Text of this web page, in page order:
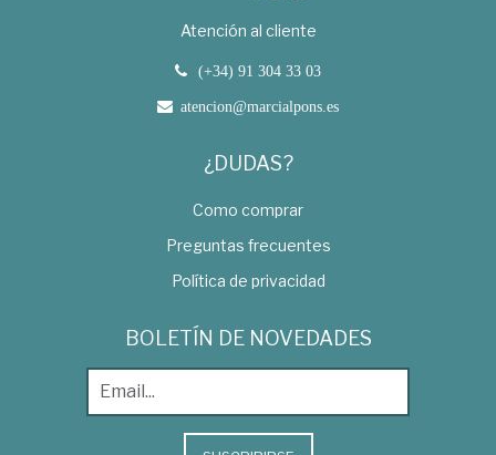
Atención al cliente
(+34) 91 304 33 03
atencion@marcialpons.es
¿DUDAS?
Como comprar
Preguntas frecuentes
Política de privacidad
BOLETÍN DE NOVEDADES